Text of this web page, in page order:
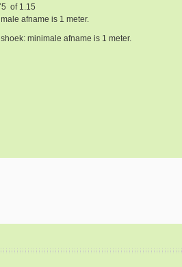
of 1.15
afname is 1 meter.
minimale afname is 1 meter.